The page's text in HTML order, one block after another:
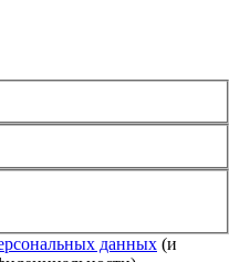
данных (и